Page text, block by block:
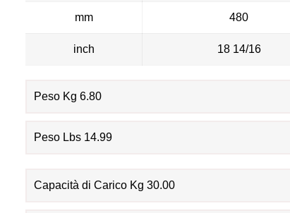
mm 480
inch 18 14/16
Peso Kg 6.80
Peso Lbs 14.99
Capacità di Carico Kg 30.00